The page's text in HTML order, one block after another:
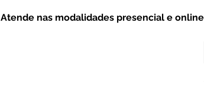
Atende nas modalidades presencial e